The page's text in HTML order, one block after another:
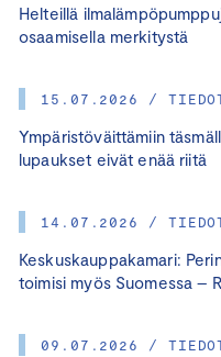
Helteillä
osaamisella merkitystä
15.07.2026 /
Ympäristöväittämiin
lupaukset eivät enää riitä
14.07.2026 /
Keskuskauppakamari:
toimisi myös Suomessa –
09.07.2026 /